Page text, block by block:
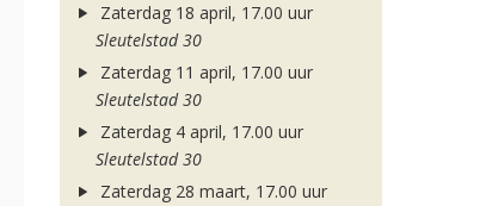
Zaterdag 18 april, 17.00 uur
Sleutelstad 30
Zaterdag 11 april, 17.00 uur
Sleutelstad 30
Zaterdag 4 april, 17.00 uur
Sleutelstad 30
Zaterdag 28 maart, 17.00 uur